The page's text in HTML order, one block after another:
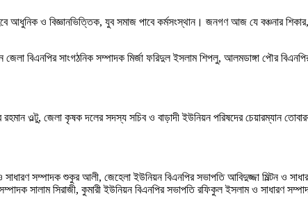
হবে আধুনিক ও বিজ্ঞানভিত্তিক, যুব সমাজ পাবে কর্মসংস্থান। জনগণ আজ যে বঞ্চনার
বিএনপির সাংগঠনিক সম্পাদক মির্জা ফরিদুল ইসলাম শিপলু, আলমডাঙ্গা পৌর
ওল্টু, জেলা কৃষক দলের সদস্য সচিব ও বাড়াদী ইউনিয়ন পরিষদের চেয়ারম্যান
সম্পাদক শুকুর আলী, জেহেলা ইউনিয়ন বিএনপির সভাপতি আবিদুজ্জা মিল্টন ও
সালাম সিরাজী, কুমারী ইউনিয়ন বিএনপির সভাপতি রফিকুল ইসলাম ও সাধারণ